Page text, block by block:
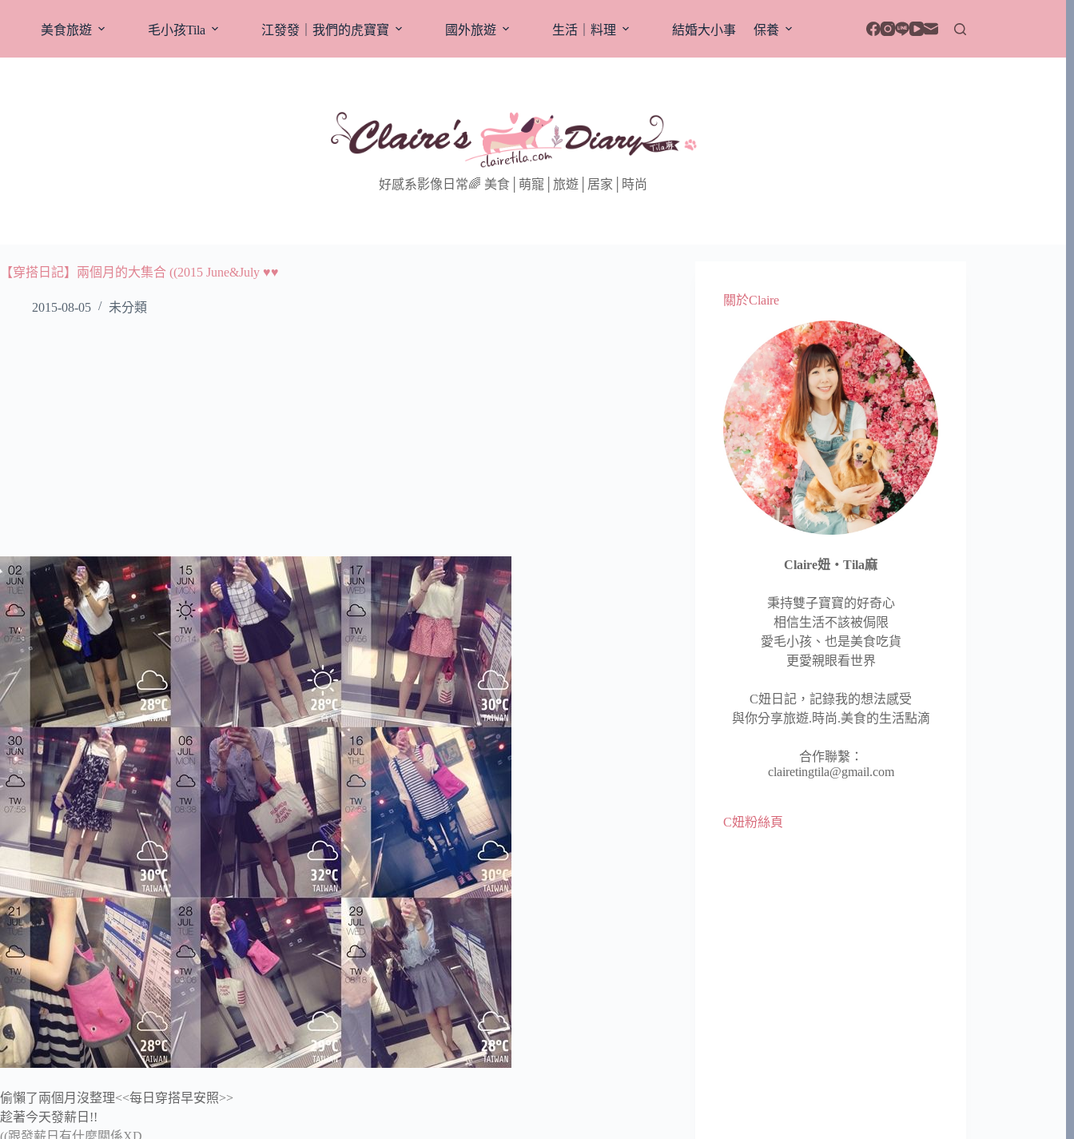
美食旅遊 毛小孩Tila 江發發｜我們的虎寶寶 國外旅遊 生活｜料理 結婚大小事 保養
好感系影像日常🌈 美食│萌寵│旅遊│居家│時尚
【穿搭日記】兩個月的大集合 ((2015 June&July ♥♥
2015-08-05 未分類
偷懶了兩個月沒整理<<每日穿搭早安照>>
趁著今天發薪日!!
((跟發薪日有什麼關係XD
關於Claire
Claire妞‧Tila麻
秉持雙子寶寶的好奇心
相信生活不該被侷限
愛毛小孩、也是美食吃貨
更愛親眼看世界
C妞日記，記錄我的想法感受
與你分享旅遊.時尚.美食的生活點滴
合作聯繫：
clairetingtila@gmail.com
C妞粉絲頁